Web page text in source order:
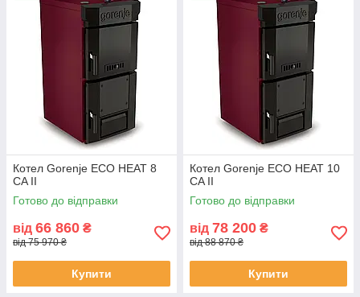
Котел Gorenje ECO HEAT 8
CA II
Готово до відправки
від 66 860 ₴
від 75 970 ₴
Купити
Котел Gorenje ECO HEAT 10
CA II
Готово до відправки
від 78 200 ₴
від 88 870 ₴
Купити